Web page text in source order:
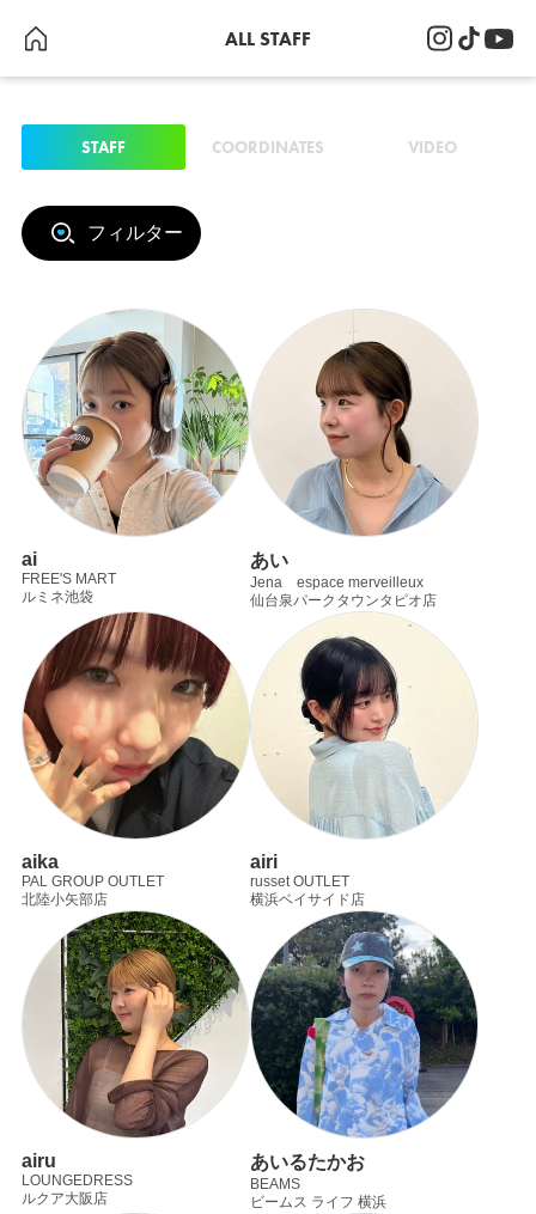
ALL STAFF
STAFF COORDINATES VIDEO
フィルター
ai
FREE'S MART
ルミネ池袋
あい
Jena espace merveilleux
仙台泉パークタウンタピオ店
aika
PAL GROUP OUTLET
北陸小矢部店
airi
russet OUTLET
横浜ベイサイド店
airu
LOUNGEDRESS
ルクア大阪店
あいるたかお
BEAMS
ビームス ライフ 横浜